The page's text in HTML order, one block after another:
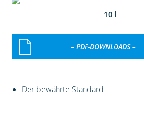
10 l
– PDF-DOWNLOADS –
Der bewährte Standard